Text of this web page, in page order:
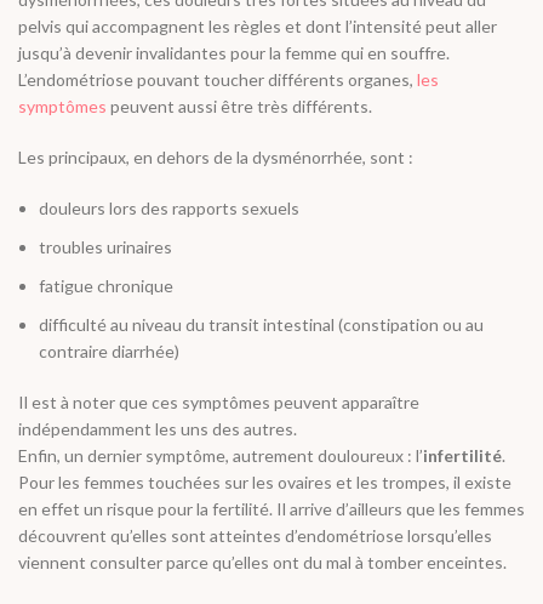
pelvis qui accompagnent les règles et dont l’intensité peut aller
jusqu’à devenir invalidantes pour la femme qui en souffre.
L’endométriose pouvant toucher différents organes, les
symptômes peuvent aussi être très différents.
Les principaux, en dehors de la dysménorrhée, sont :
douleurs lors des rapports sexuels
troubles urinaires
fatigue chronique
difficulté au niveau du transit intestinal (constipation ou au
contraire diarrhée)
Il est à noter que ces symptômes peuvent apparaître
indépendamment les uns des autres.
Enfin, un dernier symptôme, autrement douloureux : l’infertilité.
Pour les femmes touchées sur les ovaires et les trompes, il existe
en effet un risque pour la fertilité. Il arrive d’ailleurs que les femmes
découvrent qu’elles sont atteintes d’endométriose lorsqu’elles
viennent consulter parce qu’elles ont du mal à tomber enceintes.